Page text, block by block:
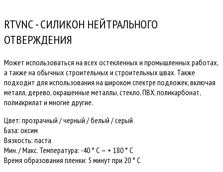
RTVNC - СИЛИКОН НЕЙТРАЛЬНОГО
ОТВЕРЖДЕНИЯ
Может использоваться на всех остекленных и промышленных работах,
а также на обычных строительных и строительных швах. Также
подходит для использования на широком спектре подложек, включая
металл, дерево, окрашенные металлы, стекло, ПВХ, поликарбонат,
полиакрилат и многие другие.
Цвет: прозрачный / черный / белый / серый
База: оксим
Вязкость: паста
Мин. / Макс. Температура: -40 ° C — + 180 ° C
Время образования пленки: 5 минут при 20 ° C